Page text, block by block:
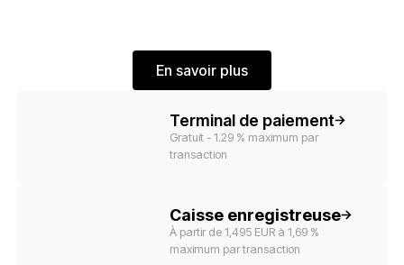
En savoir plus
En savoir plus
Terminal de paiement
Gratuit - 1.29 % maximum par
transaction
Caisse enregistreuse
À partir de 1,495 EUR à 1,69 %
maximum par transaction